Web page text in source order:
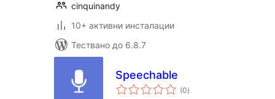
cinquinandy
10+ активни инсталации
Тествано до 6.8.7
Speechable
(0общо
оценки
)